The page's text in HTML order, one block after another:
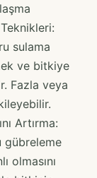
sulama
ve bitkiye
Fazla veya
Artırma:
gübreleme
olmasını